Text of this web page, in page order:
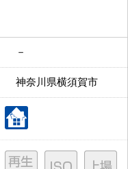
－
神奈川県横須賀市